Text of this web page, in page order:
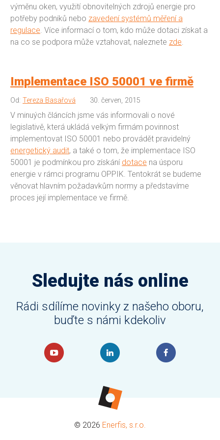
výměnu oken, využití obnovitelných zdrojů energie pro
potřeby podniků nebo zavedení systémů měření a
regulace . Více informací o tom, kdo může dotaci získat a
na co se podpora může vztahovat, naleznete zde
Implementace ISO 50001 ve firmě
Od: Tereza Basařová 30. červen, 2015
V minuých článcích jsme vás informovali o nové
legislativě, která ukládá velkým firmám povinnost
implementovat ISO 50001 nebo provádět pravidelný
energetický audit, a také o tom, že implementace ISO
50001 je podmínkou pro získání dotace na úsporu
energie v rámci programu OPPIK. Tentokrát se budeme
věnovat hlavním požadavkům normy a představíme
proces její implementace ve firmě.
Sledujte nás online
Rádi sdílíme novinky z našeho oboru,
buďte s námi kdekoliv
© 2026 Enerfis, s.r.o.